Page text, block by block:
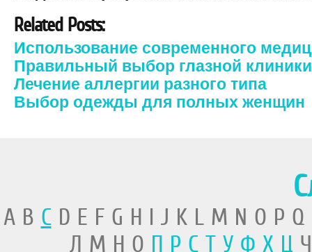
Related Posts:
Использование современного
Правильный выбор глазной клиники
Лечение аллергии разного типа
Выбор одежды для полных женщин
A B CD E F G H I J K L M N O P
Л М Н О П Р С Т У Ф Х Ц